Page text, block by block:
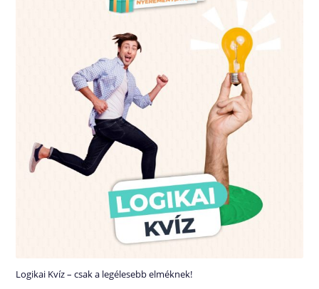
Logikai Kvíz – csak a legélesebb elméknek!